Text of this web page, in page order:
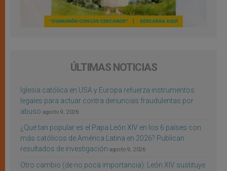
ÚLTIMAS NOTICIAS
Iglesia católica en USA y Europa refuerza instrumentos
legales para actuar contra denuncias fraudulentas por
abuso agosto 9, 2026
¿Qué tan popular es el Papa León XIV en los 6 países con
más católicos de América Latina en 2026? Publican
resultados de investigación agosto 9, 2026
Otro cambio (de no poca importancia): León XIV sustituye